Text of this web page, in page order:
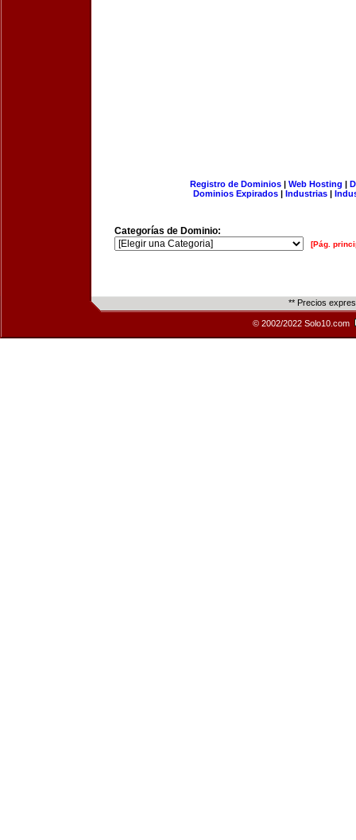
Registro de Dominios| Web Hosting |
Dominios Expirados | Industrias |
Categorías de Dominio:
[Pág.
** Precios
© 2002/2022 Solo10.com